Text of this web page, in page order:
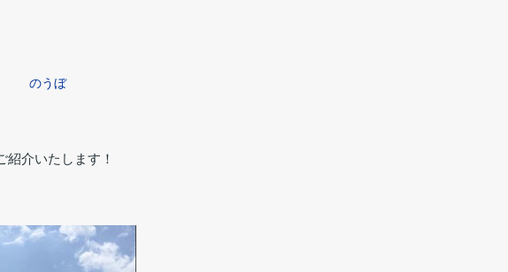
のうぼ
紹介いたします！